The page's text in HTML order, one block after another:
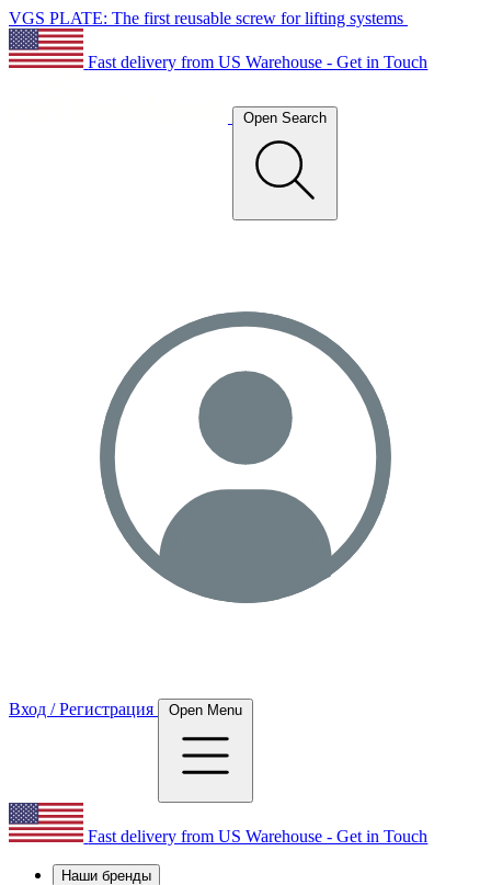
VGS PLATE: The first reusable screw for lifting systems
Fast delivery from US Warehouse - Get in Touch
Open Search
Вход / Регистрация Open Menu
Fast delivery from US Warehouse - Get in Touch
Наши бренды